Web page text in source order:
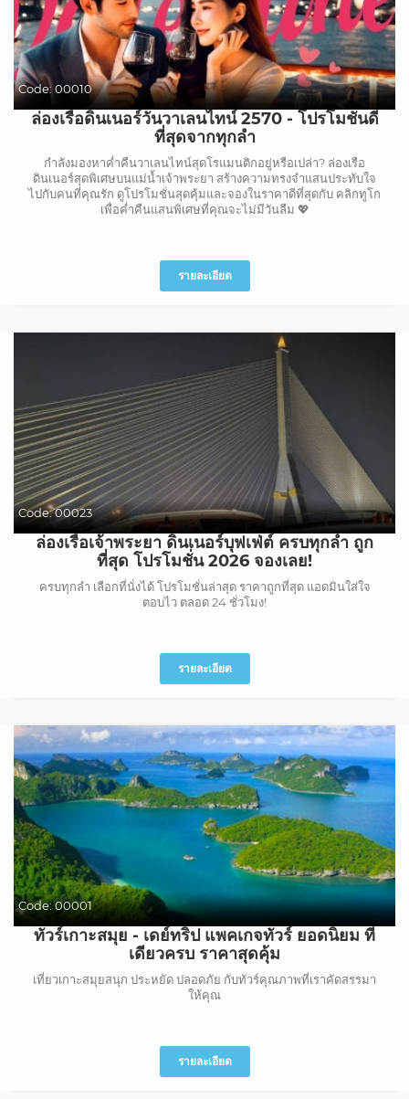
Code: 00010
ล่องเรือดินเนอร์วันวาเลนไทน์ 2570 - โปรโมชั่นดี
ที่สุดจากทุกลำ
กำลังมองหาค่ำคืนวาเลนไทน์สุดโรแมนติกอยู่หรือเปล่า? ล่องเรือ
ดินเนอร์สุดพิเศษบนแม่น้ำเจ้าพระยา สร้างความทรงจำแสนประทับใจ
ไปกับคนที่คุณรัก ดูโปรโมชั่นสุดคุ้มและจองในราคาดีที่สุดกับ คลิกทูโก
เพื่อค่ำคืนแสนพิเศษที่คุณจะไม่มีวันลืม 💖
รายละเอียด
Code:00023
ล่องเรือเจ้าพระยา ดินเนอร์บุฟเฟ่ต์ ครบทุกลำ ถูก
ที่สุด โปรโมชั่น 2026 จองเลย!
ครบทุกลำ เลือกที่นั่งได้ โปรโมชั่นล่าสุด ราคาถูกที่สุด แอดมินใส่ใจ
ตอบไว ตลอด 24 ชั่วโมง!
รายละเอียด
Code:00001
ทัวร์เกาะสมุย - เดย์ทริป แพคเกจทัวร์ ยอดนิยม ที่
เดียวครบ ราคาสุดคุ้ม
เที่ยวเกาะสมุยสนุก ประหยัด ปลอดภัย กับทัวร์คุณภาพที่เราคัดสรรมา
ให้คุณ
รายละเอียด